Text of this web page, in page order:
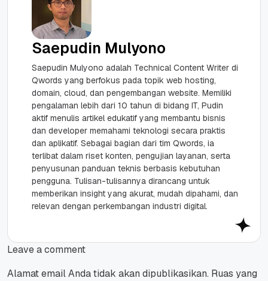
Saepudin Mulyono
Saepudin Mulyono adalah Technical Content Writer di
Qwords yang berfokus pada topik web hosting,
domain, cloud, dan pengembangan website. Memiliki
pengalaman lebih dari 10 tahun di bidang IT, Pudin
aktif menulis artikel edukatif yang membantu bisnis
dan developer memahami teknologi secara praktis
dan aplikatif. Sebagai bagian dari tim Qwords, ia
terlibat dalam riset konten, pengujian layanan, serta
penyusunan panduan teknis berbasis kebutuhan
pengguna. Tulisan-tulisannya dirancang untuk
memberikan insight yang akurat, mudah dipahami, dan
relevan dengan perkembangan industri digital.
Leave a comment
Alamat email Anda tidak akan dipublikasikan. Ruas yang